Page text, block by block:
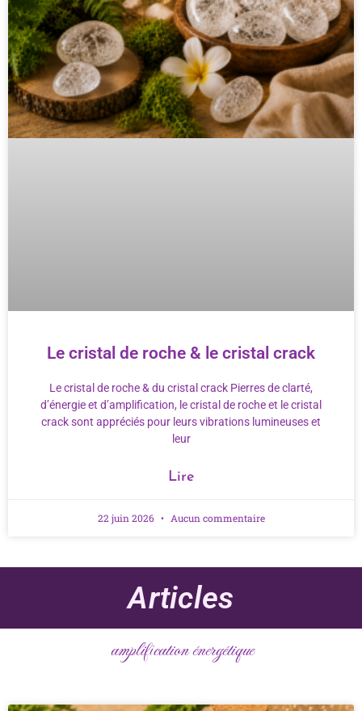
Le cristal de roche & le cristal crack
Le cristal de roche & du cristal crack Pierres de clarté,
d’énergie et d’amplification, le cristal de roche et le cristal
crack sont appréciés pour leurs vibrations lumineuses et
leur
Lire
22 juin 2026 Aucun commentaire
Articles
amplification énergétique